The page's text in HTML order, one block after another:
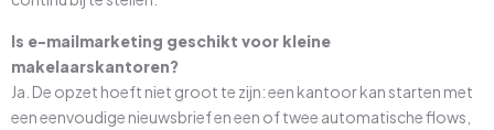
Is e-mailmarketing geschikt voor kleine
makelaarskantoren?
Ja. De opzet hoeft niet groot te zijn: een kantoor kan starten met
een eenvoudige nieuwsbrief en een of twee automatische flows,